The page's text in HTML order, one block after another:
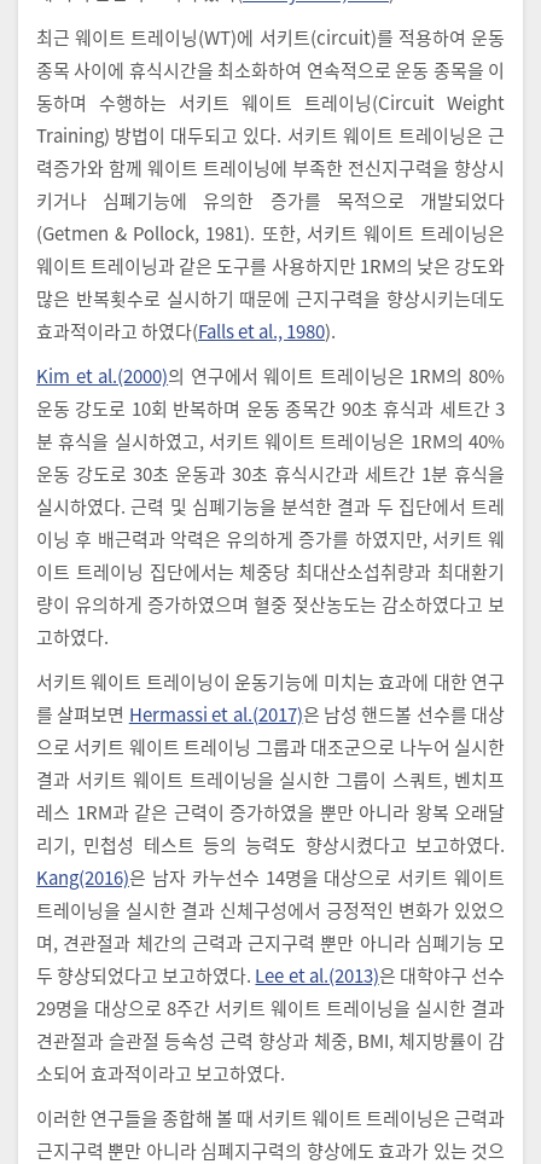
최근 웨이트 트레이닝(WT)에 서키트(circuit)를 적용하여 운동
종목 사이에 휴식시간을 최소화하여 연속적으로 운동 종목을 이
동하며 수행하는 서키트 웨이트 트레이닝(Circuit Weight
Training) 방법이 대두되고 있다. 서키트 웨이트 트레이닝은 근
력증가와 함께 웨이트 트레이닝에 부족한 전신지구력을 향상시
키거나 심폐기능에 유의한 증가를 목적으로 개발되었다
(Getmen & Pollock, 1981). 또한, 서키트 웨이트 트레이닝은
웨이트 트레이닝과 같은 도구를 사용하지만 1RM의 낮은 강도와
많은 반복횟수로 실시하기 때문에 근지구력을 향상시키는데도
효과적이라고 하였다(Falls et al., 1980).
Kim et al.(2000)의 연구에서 웨이트 트레이닝은 1RM의 80%
운동 강도로 10회 반복하며 운동 종목간 90초 휴식과 세트간 3
분 휴식을 실시하였고, 서키트 웨이트 트레이닝은 1RM의 40%
운동 강도로 30초 운동과 30초 휴식시간과 세트간 1분 휴식을
실시하였다. 근력 및 심폐기능을 분석한 결과 두 집단에서 트레
이닝 후 배근력과 악력은 유의하게 증가를 하였지만, 서키트 웨
이트 트레이닝 집단에서는 체중당 최대산소섭취량과 최대환기
량이 유의하게 증가하였으며 혈중 젖산농도는 감소하였다고 보
고하였다.
서키트 웨이트 트레이닝이 운동기능에 미치는 효과에 대한 연구
를 살펴보면 Hermassi et al.(2017)은 남성 핸드볼 선수를 대상
으로 서키트 웨이트 트레이닝 그룹과 대조군으로 나누어 실시한
결과 서키트 웨이트 트레이닝을 실시한 그룹이 스쿼트, 벤치프
레스 1RM과 같은 근력이 증가하였을 뿐만 아니라 왕복 오래달
리기, 민첩성 테스트 등의 능력도 향상시켰다고 보고하였다.
Kang(2016)은 남자 카누선수 14명을 대상으로 서키트 웨이트
트레이닝을 실시한 결과 신체구성에서 긍정적인 변화가 있었으
며, 견관절과 체간의 근력과 근지구력 뿐만 아니라 심폐기능 모
두 향상되었다고 보고하였다. Lee et al.(2013)은 대학야구 선수
29명을 대상으로 8주간 서키트 웨이트 트레이닝을 실시한 결과
견관절과 슬관절 등속성 근력 향상과 체중, BMI, 체지방률이 감
소되어 효과적이라고 보고하였다.
이러한 연구들을 종합해 볼 때 서키트 웨이트 트레이닝은 근력과
근지구력 뿐만 아니라 심폐지구력의 향상에도 효과가 있는 것으